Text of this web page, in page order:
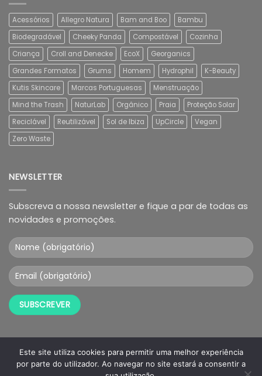
Acessórios Allegro Natura Bam and Boo
Bambu
Biodegradável
Cheeky Panda Compostável
Cozinha
Criança
Croll and Denecke EcoX
Georganics
Grandes Formatos
Grums Homem Hydrophil
K-Beauty
Kutis Skincare
Marcas Portuguesas
Menstruação
Mind the Trash
NaturLab Orgânico Praia
Proteção Solar
Reciclável
Reutilizável Sol de Ibiza UpCircle
Vegan
Zero Waste
NEWSLETTER
Subscreva a nossa newsletter e fique a par de todas as
novidades e promoções.
Este site utiliza cookies para permitir uma melhor experiência
por parte do utilizador. Ao navegar no site estará a consentir a